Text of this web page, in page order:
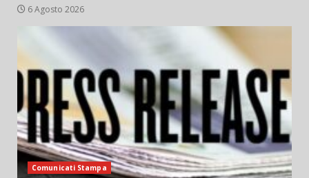
6 Agosto 2026
Comunicati Stampa